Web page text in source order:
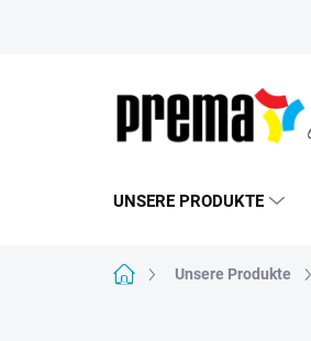
UNSERE PRODUKTE
StartseiteUnsere Produkte